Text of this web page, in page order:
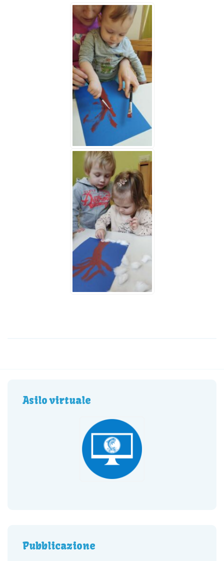
Asilo virtuale
Pubblicazione